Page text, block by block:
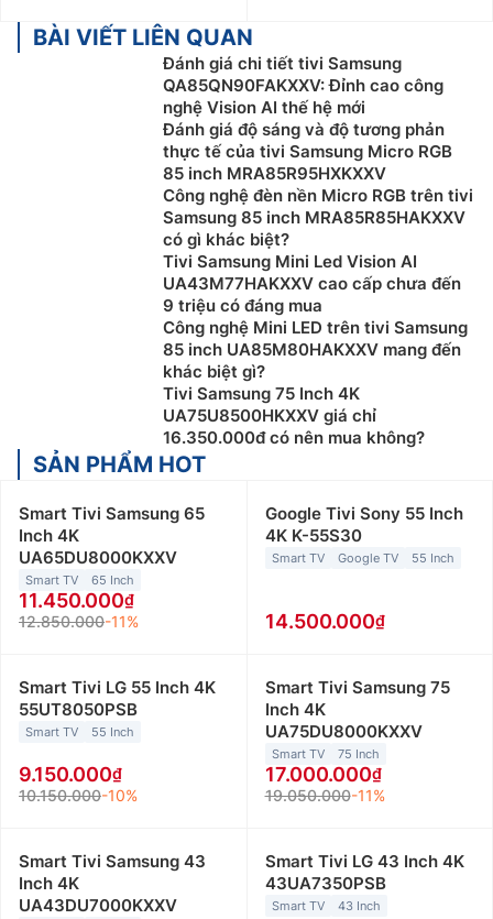
BÀI VIẾT LIÊN QUAN
Đánh giá chi tiết tivi Samsung
QA85QN90FAKXXV: Đỉnh cao công
nghệ Vision AI thế hệ mới
Đánh giá độ sáng và độ tương phản
thực tế của tivi Samsung Micro RGB
85 inch MRA85R95HXKXXV
Công nghệ đèn nền Micro RGB trên tivi
Samsung 85 inch MRA85R85HAKXXV
có gì khác biệt?
Tivi Samsung Mini Led Vision AI
UA43M77HAKXXV cao cấp chưa đến
9 triệu có đáng mua
Công nghệ Mini LED trên tivi Samsung
85 inch UA85M80HAKXXV mang đến
khác biệt gì?
Tivi Samsung 75 Inch 4K
UA75U8500HKXXV giá chỉ
16.350.000đ có nên mua không?
SẢN PHẨM HOT
Smart Tivi Samsung 65
Inch 4K
UA65DU8000KXXV
Smart TV 65 Inch
11.450.000
12.850.000-11%
Google Tivi Sony 55 Inch
4K K-55S30
Smart TV Google TV 55 Inch
14.500.000
Smart Tivi LG 55 Inch 4K
55UT8050PSB
Smart TV 55 Inch
9.150.000
10.150.000-10%
Smart Tivi Samsung 75
Inch 4K
UA75DU8000KXXV
Smart TV 75 Inch
17.000.000
19.050.000-11%
Smart Tivi Samsung 43
Inch 4K
UA43DU7000KXXV
Smart Tivi LG 43 Inch 4K
43UA7350PSB
Smart TV 43 Inch